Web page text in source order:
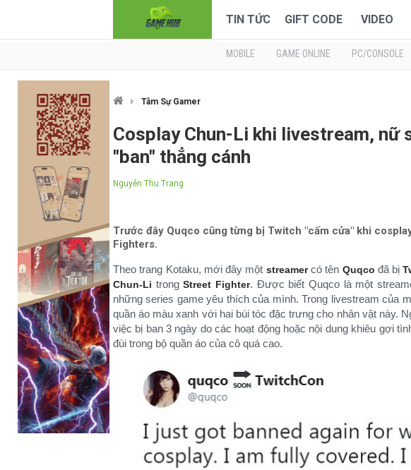
TIN TỨC GIFT CODE VIDEO
MOBILE GAME ONLINE PC/CONSOLE
Tâm Sự Gamer
Cosplay Chun-Li khi livestream, nữ
"ban" thẳng cánh
Nguyễn Thu Trang
Trước đây Quqco cũng từng bị Twitch "cấm cửa" khi
Fighters.
Theo trang Kotaku, mới đây một streamercó tên Quqco đã bị
Chun-Li trongStreet Fighter. Được biết Quqco là một
những series game yêu thích của mình. Trong livestream của
quần áo màu xanh với hai búi tóc đặc trưng cho nhân vật này.
việc bị ban 3 ngày do các hoạt động hoặc nội dung khiêu gợi
đùi trong bộ quần áo của cô quá cao.​